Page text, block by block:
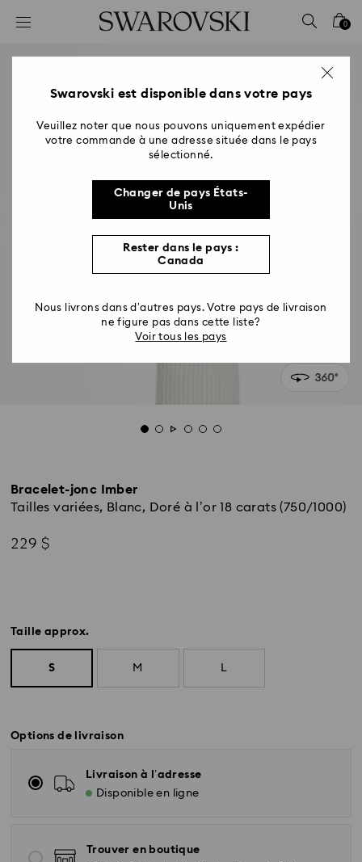
Accesskeys list
2 - Footer
0
Bracelet-jonc Imber
Tailles variées, Blanc, Doré à l’or 18 carats (750/1000)
229 $
Taille approx.
S M L
Options de livraison
Livraison à l’adresse
Disponible en ligne
Trouver en boutique
Swarovski est disponible dans votre pays
Veuillez noter que nous pouvons uniquement expédier
votre commande à une adresse située dans le pays
sélectionné.
Changer de pays États-
Unis
Rester dans le pays :
Canada
Nous livrons dans d’autres pays. Votre pays de livraison
ne figure pas dans cette liste?
Voir tous les pays